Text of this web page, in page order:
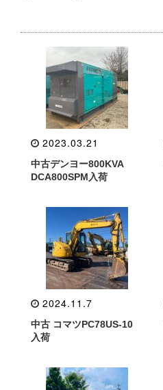
2023.03.21
中古デンヨー800KVA
DCA800SPM入荷
2024.11.7
中古 コマツPC78US-10
入荷